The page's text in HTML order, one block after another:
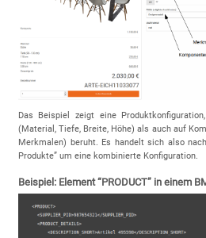
Das Beispiel zeigt eine
(Material, Tiefe, Breite, Höhe) als auch auf
Merkmalen) beruht. Es handelt sich also
Produkte” um eine kombinierte Konfiguration.
Beispiel: Element “PRODUCT” in einem